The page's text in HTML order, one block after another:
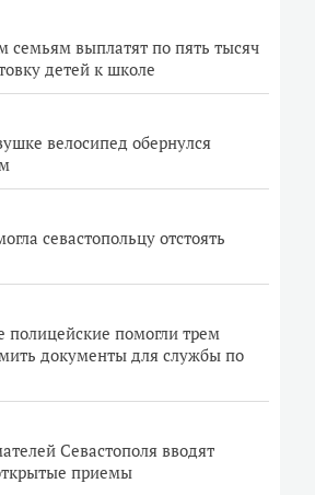
семьям выплатят по пять тысяч
детей к школе
велосипед обернулся
севастопольцу отстоять
полицейские помогли трем
документы для службы по
Севастополя вводят
приемы